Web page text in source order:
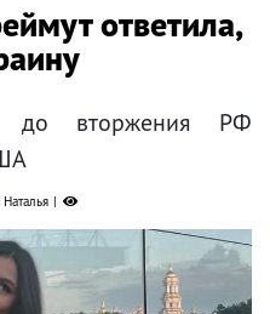
ответила,
до вторжения РФ